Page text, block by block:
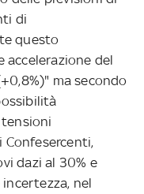
di
questo
accelerazione del
ma secondo
Confesercenti,
dazi al 30% e
nel